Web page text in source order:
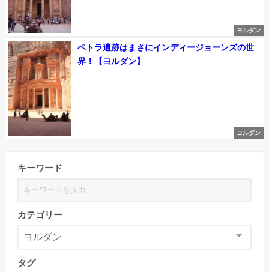
ヨルダン
ヨルダン
ペトラ遺跡はまさにインディージョーンズの世
界！【ヨルダン】
キーワード
カテゴリー
タグ